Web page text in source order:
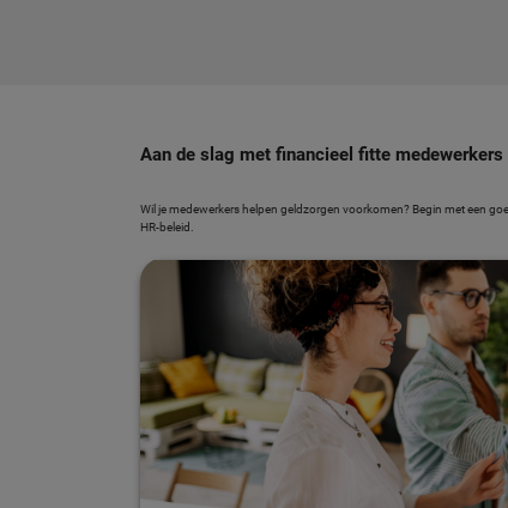
Aan de slag met financieel fitte
Wil je medewerkers helpen geldzorgen voorkomen? Begin met een
HR-beleid.